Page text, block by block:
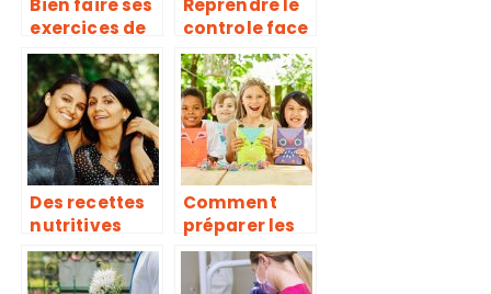
Bien faire ses
exercices de
muscu, une
erreur trop
souvent
répétée
Reprendre le
controle face
à la
dépression !
Des recettes
nutritives
pour vos
enfants !
Comment
préparer les
enfants à la
fête de fin